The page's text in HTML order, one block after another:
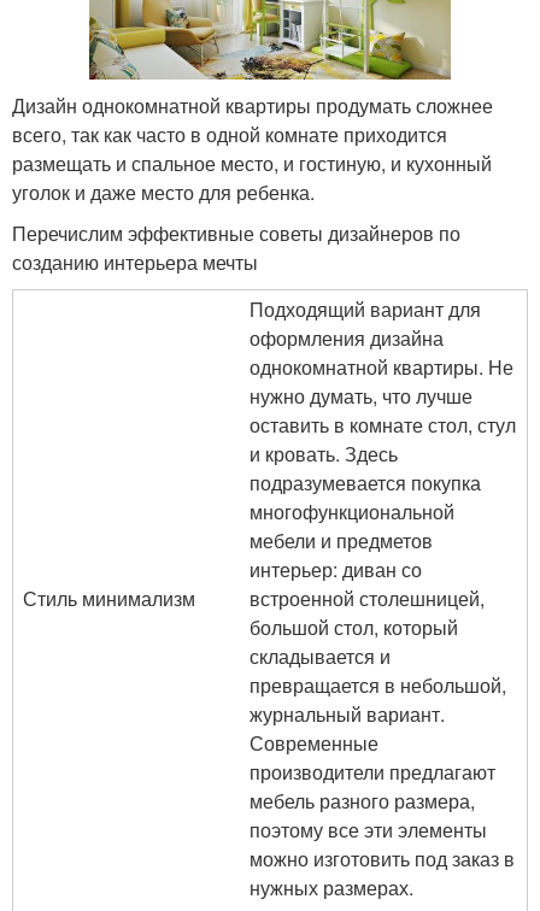
Дизайн однокомнатной квартиры продумать сложнее
всего, так как часто в одной комнате приходится
размещать и спальное место, и гостиную, и кухонный
уголок и даже место для ребенка.
Перечислим эффективные советы дизайнеров по
созданию интерьера мечты
Стиль минимализм
Подходящий вариант для
оформления дизайна
однокомнатной квартиры. Не
нужно думать, что лучше
оставить в комнате стол, стул
и кровать. Здесь
подразумевается покупка
многофункциональной
мебели и предметов
интерьер: диван со
встроенной столешницей,
большой стол, который
складывается и
превращается в небольшой,
журнальный вариант.
Современные
производители предлагают
мебель разного размера,
поэтому все эти элементы
можно изготовить под заказ в
нужных размерах.